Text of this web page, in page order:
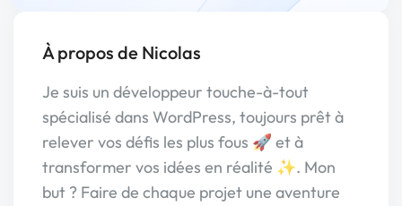
À propos de Nicolas
Je suis un développeur touche-à-tout
spécialisé dans WordPress, toujours prêt à
relever vos défis les plus fous 🚀 et à
transformer vos idées en réalité ✨. Mon
but ? Faire de chaque projet une aventure